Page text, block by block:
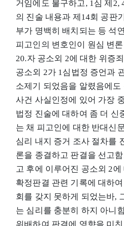
거임에도 불구하고, 1심 제2,
의 진술 내용과 제14회 공판
부가 명백히 배치되는 등 석
피고인의 변호인이 원심 변
20.자 공소외 2에 대한 위증
공소외 2가 1심법정 증언과
소제기 되었음을 알렸음에도
사건 사실인정에 있어 가장
법정 진술에 대하여 좀 더 신
는 채 피고인에 대한 반대신
심리 내지 증거 조사 절차를
론을 종결하고 판결을 선고
고 후에 이루어진 공소외 2에
확정판결 관련 기록에 대하
회를 갖지 못하게 되었는바,
는 심리를 충분히 하지 아니
위배하여 판결에 영향을 미